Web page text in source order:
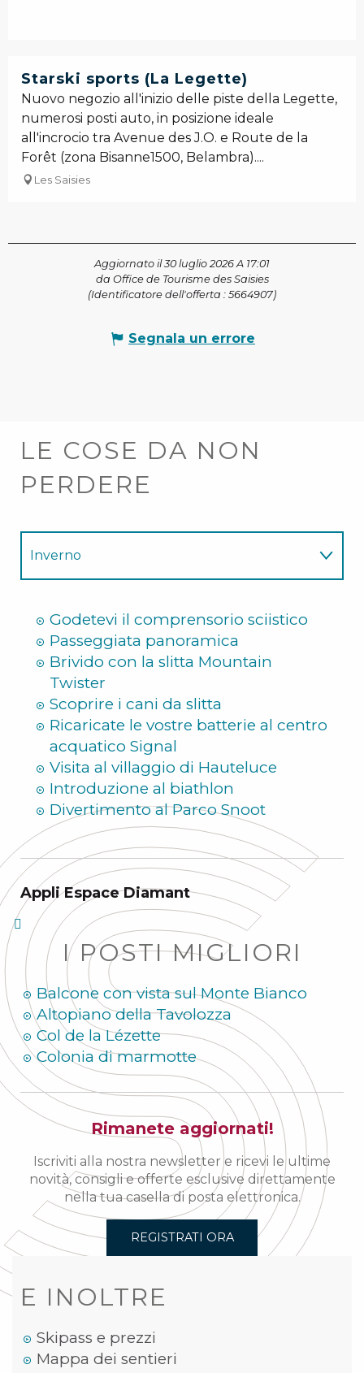
Starski sports (La Legette)
Nuovo negozio all'inizio delle piste della Legette,
numerosi posti auto, in posizione ideale
all'incrocio tra Avenue des J.O. e Route de la
Forêt (zona Bisanne1500, Belambra)....
Les Saisies
Aggiornato il 30 luglio 2026 A 17:01
da Office de Tourisme des Saisies
(Identificatore dell'offerta : 5664907)
Segnala un errore
LE COSE DA NON
PERDERE
Inverno
Godetevi il comprensorio sciistico
Passeggiata panoramica
Brivido con la slitta Mountain
Twister
Scoprire i cani da slitta
Ricaricate le vostre batterie al centro
acquatico Signal
Visita al villaggio di Hauteluce
Introduzione al biathlon
Divertimento al Parco Snoot
Appli Espace Diamant
I POSTI MIGLIORI
Balcone con vista sul Monte Bianco
Altopiano della Tavolozza
Col de la Lézette
Colonia di marmotte
Rimanete aggiornati!
Iscriviti alla nostra newsletter e ricevi le ultime
novità, consigli e offerte esclusive direttamente
nella tua casella di posta elettronica.
REGISTRATI ORA
E INOLTRE
Skipass e prezzi
Mappa dei sentieri